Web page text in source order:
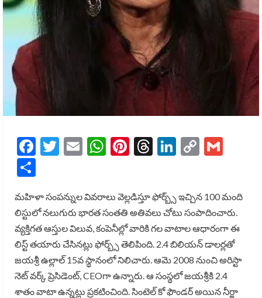
Facebook
Twitter
EmailWhatsApp
Pinterest
Threads
LinkedIn
Copy
మహిళా సంపన్నుల వివరాలు వెల్లడిస్తూ ఫోర్బ్స్ ఇచ్చిన 100 మంది
లిస్టులో నలుగురు భారత సంతతి అతివలు చోటు సంపాదించారు.
వ్యక్తిగత ఆస్తుల విలువ, కంపెనీల్లో వారికి గల వాటాల ఆధారంగా ఈ
లిస్ట్ తయారు చేసినట్లు ఫోర్బ్స్ తెలిపింది. 2.4 బిలియన్ డాలర్లతో
జయశ్రీ ఉల్లాల్ 15వ స్థానంలో నిలిచారు. ఆమె 2008 నుంచి అరిస్టా
నెట్ వర్క్ ప్రెసిడెంట్, CEOగా ఉన్నారు. ఆ సంస్థలో జయశ్రీకి 2.4
శాతం వాటా ఉన్నట్లు ప్రకటించింది. సింటెల్ కో ఫౌండర్ అయిన నీర్జా